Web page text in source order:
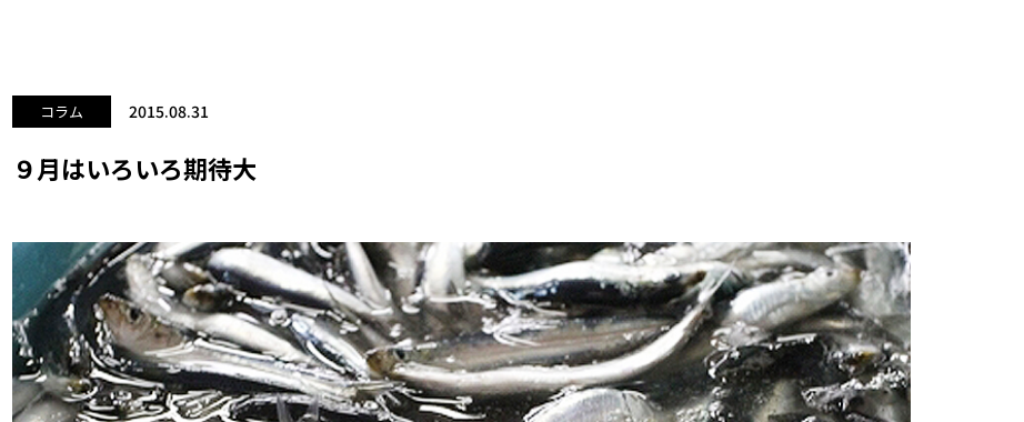
コラム 2015.08.31
９月はいろいろ期待大